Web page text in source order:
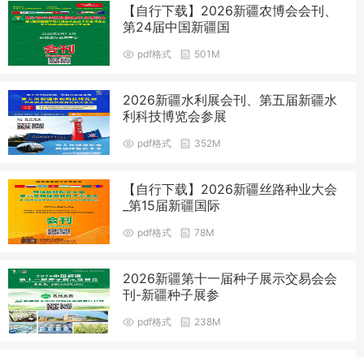
【自行下载】2026新疆农博会会刊、
第24届中国新疆国
pdf格式 501M
2026新疆水利展会刊、第五届新疆水
利科技博览会参展
pdf格式 352M
【自行下载】2026新疆丝路种业大会
_第15届新疆国际
pdf格式 78M
2026新疆第十一届种子展示交易会会
刊-新疆种子展参
pdf格式 238M